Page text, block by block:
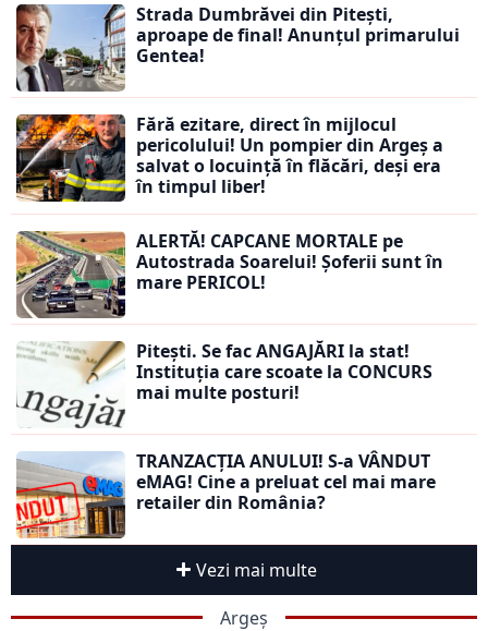
Strada Dumbrăvei din Pitești,
aproape de final! Anunțul primarului
Gentea!
Fără ezitare, direct în mijlocul
pericolului! Un pompier din Argeș a
salvat o locuință în flăcări, deși era
în timpul liber!
ALERTĂ! CAPCANE MORTALE pe
Autostrada Soarelui! Șoferii sunt în
mare PERICOL!
Pitești. Se fac ANGAJĂRI la stat!
Instituția care scoate la CONCURS
mai multe posturi!
TRANZACȚIA ANULUI! S-a VÂNDUT
eMAG! Cine a preluat cel mai mare
retailer din România?
Vezi mai multe
Argeș